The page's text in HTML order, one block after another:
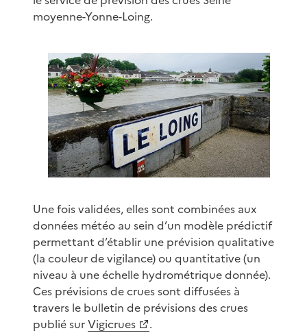
moyenne-Yonne-Loing.
Une fois validées, elles sont combinées aux
données météo au sein d’un modèle prédictif
permettant d’établir une prévision qualitative
(la couleur de vigilance) ou quantitative (un
niveau à une échelle hydrométrique donnée).
Ces prévisions de crues sont diffusées à
travers le bulletin de prévisions des crues
publié surVigicrues
.